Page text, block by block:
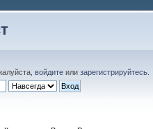
войдите или зарегистрируйтесь